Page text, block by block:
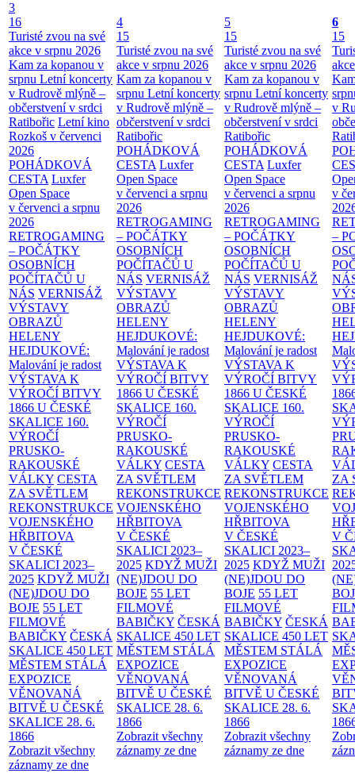
3
16
Turisté zvou na své
akce v srpnu 2026
Kam za kopanou v
srpnu Letní koncerty
v Rudrově mlýně –
občerstvení v srdci
Ratibořic Letní kino
Rozkoš v červenci
2026
POHÁDKOVÁ
CESTA Luxfer
Open Space
v červenci a srpnu
2026
RETROGAMING
– POČÁTKY
OSOBNÍCH
POČÍTAČŮ U
NÁS VERNISÁŽ
VÝSTAVY
OBRAZŮ
HELENY
HEJDUKOVÉ:
Malování je radost
VÝSTAVA K
VÝROČÍ BITVY
1866 U ČESKÉ
SKALICE 160.
VÝROČÍ
PRUSKO-
RAKOUSKÉ
VÁLKY CESTA
ZA SVĚTLEM
REKONSTRUKCE
VOJENSKÉHO
HŘBITOVA
V ČESKÉ
SKALICI 2023–
2025 KDYŽ MUŽI
(NE)JDOU DO
BOJE 55 LET
FILMOVÉ
BABIČKY ČESKÁ
SKALICE 450 LET
MĚSTEM STÁLÁ
EXPOZICE
VĚNOVANÁ
BITVĚ U ČESKÉ
SKALICE 28. 6.
1866
Zobrazit všechny
záznamy ze dne
4
15
Turisté zvou na své
akce v srpnu 2026
Kam za kopanou v
srpnu Letní koncerty
v Rudrově mlýně –
občerstvení v srdci
Ratibořic
POHÁDKOVÁ
CESTA Luxfer
Open Space
v červenci a srpnu
2026
RETROGAMING
– POČÁTKY
OSOBNÍCH
POČÍTAČŮ U
NÁS VERNISÁŽ
VÝSTAVY
OBRAZŮ
HELENY
HEJDUKOVÉ:
Malování je radost
VÝSTAVA K
VÝROČÍ BITVY
1866 U ČESKÉ
SKALICE 160.
VÝROČÍ
PRUSKO-
RAKOUSKÉ
VÁLKY CESTA
ZA SVĚTLEM
REKONSTRUKCE
VOJENSKÉHO
HŘBITOVA
V ČESKÉ
SKALICI 2023–
2025 KDYŽ MUŽI
(NE)JDOU DO
BOJE 55 LET
FILMOVÉ
BABIČKY ČESKÁ
SKALICE 450 LET
MĚSTEM STÁLÁ
EXPOZICE
VĚNOVANÁ
BITVĚ U ČESKÉ
SKALICE 28. 6.
1866
Zobrazit všechny
záznamy ze dne
5
15
Turisté zvou na své
akce v srpnu 2026
Kam za kopanou v
srpnu Letní koncerty
v Rudrově mlýně –
občerstvení v srdci
Ratibořic
POHÁDKOVÁ
CESTA Luxfer
Open Space
v červenci a srpnu
2026
RETROGAMING
– POČÁTKY
OSOBNÍCH
POČÍTAČŮ U
NÁS VERNISÁŽ
VÝSTAVY
OBRAZŮ
HELENY
HEJDUKOVÉ:
Malování je radost
VÝSTAVA K
VÝROČÍ BITVY
1866 U ČESKÉ
SKALICE 160.
VÝROČÍ
PRUSKO-
RAKOUSKÉ
VÁLKY CESTA
ZA SVĚTLEM
REKONSTRUKCE
VOJENSKÉHO
HŘBITOVA
V ČESKÉ
SKALICI 2023–
2025 KDYŽ MUŽI
(NE)JDOU DO
BOJE 55 LET
FILMOVÉ
BABIČKY ČESKÁ
SKALICE 450 LET
MĚSTEM STÁLÁ
EXPOZICE
VĚNOVANÁ
BITVĚ U ČESKÉ
SKALICE 28. 6.
1866
Zobrazit všechny
záznamy ze dne
6
15
v
v
–
ZA
V